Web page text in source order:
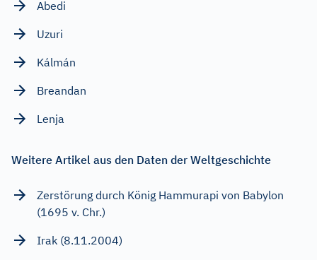
Abedi
Uzuri
Kálmán
Breandan
Lenja
Weitere Artikel aus den Daten der Weltgeschichte
Zerstörung durch König Hammurapi von Babylon
(1695 v. Chr.)
Irak (8.11.2004)